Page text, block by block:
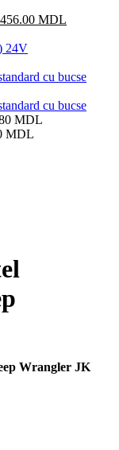
MDL
24V
cu bucse
cu bucse
MDL
MDL
Wrangler JK